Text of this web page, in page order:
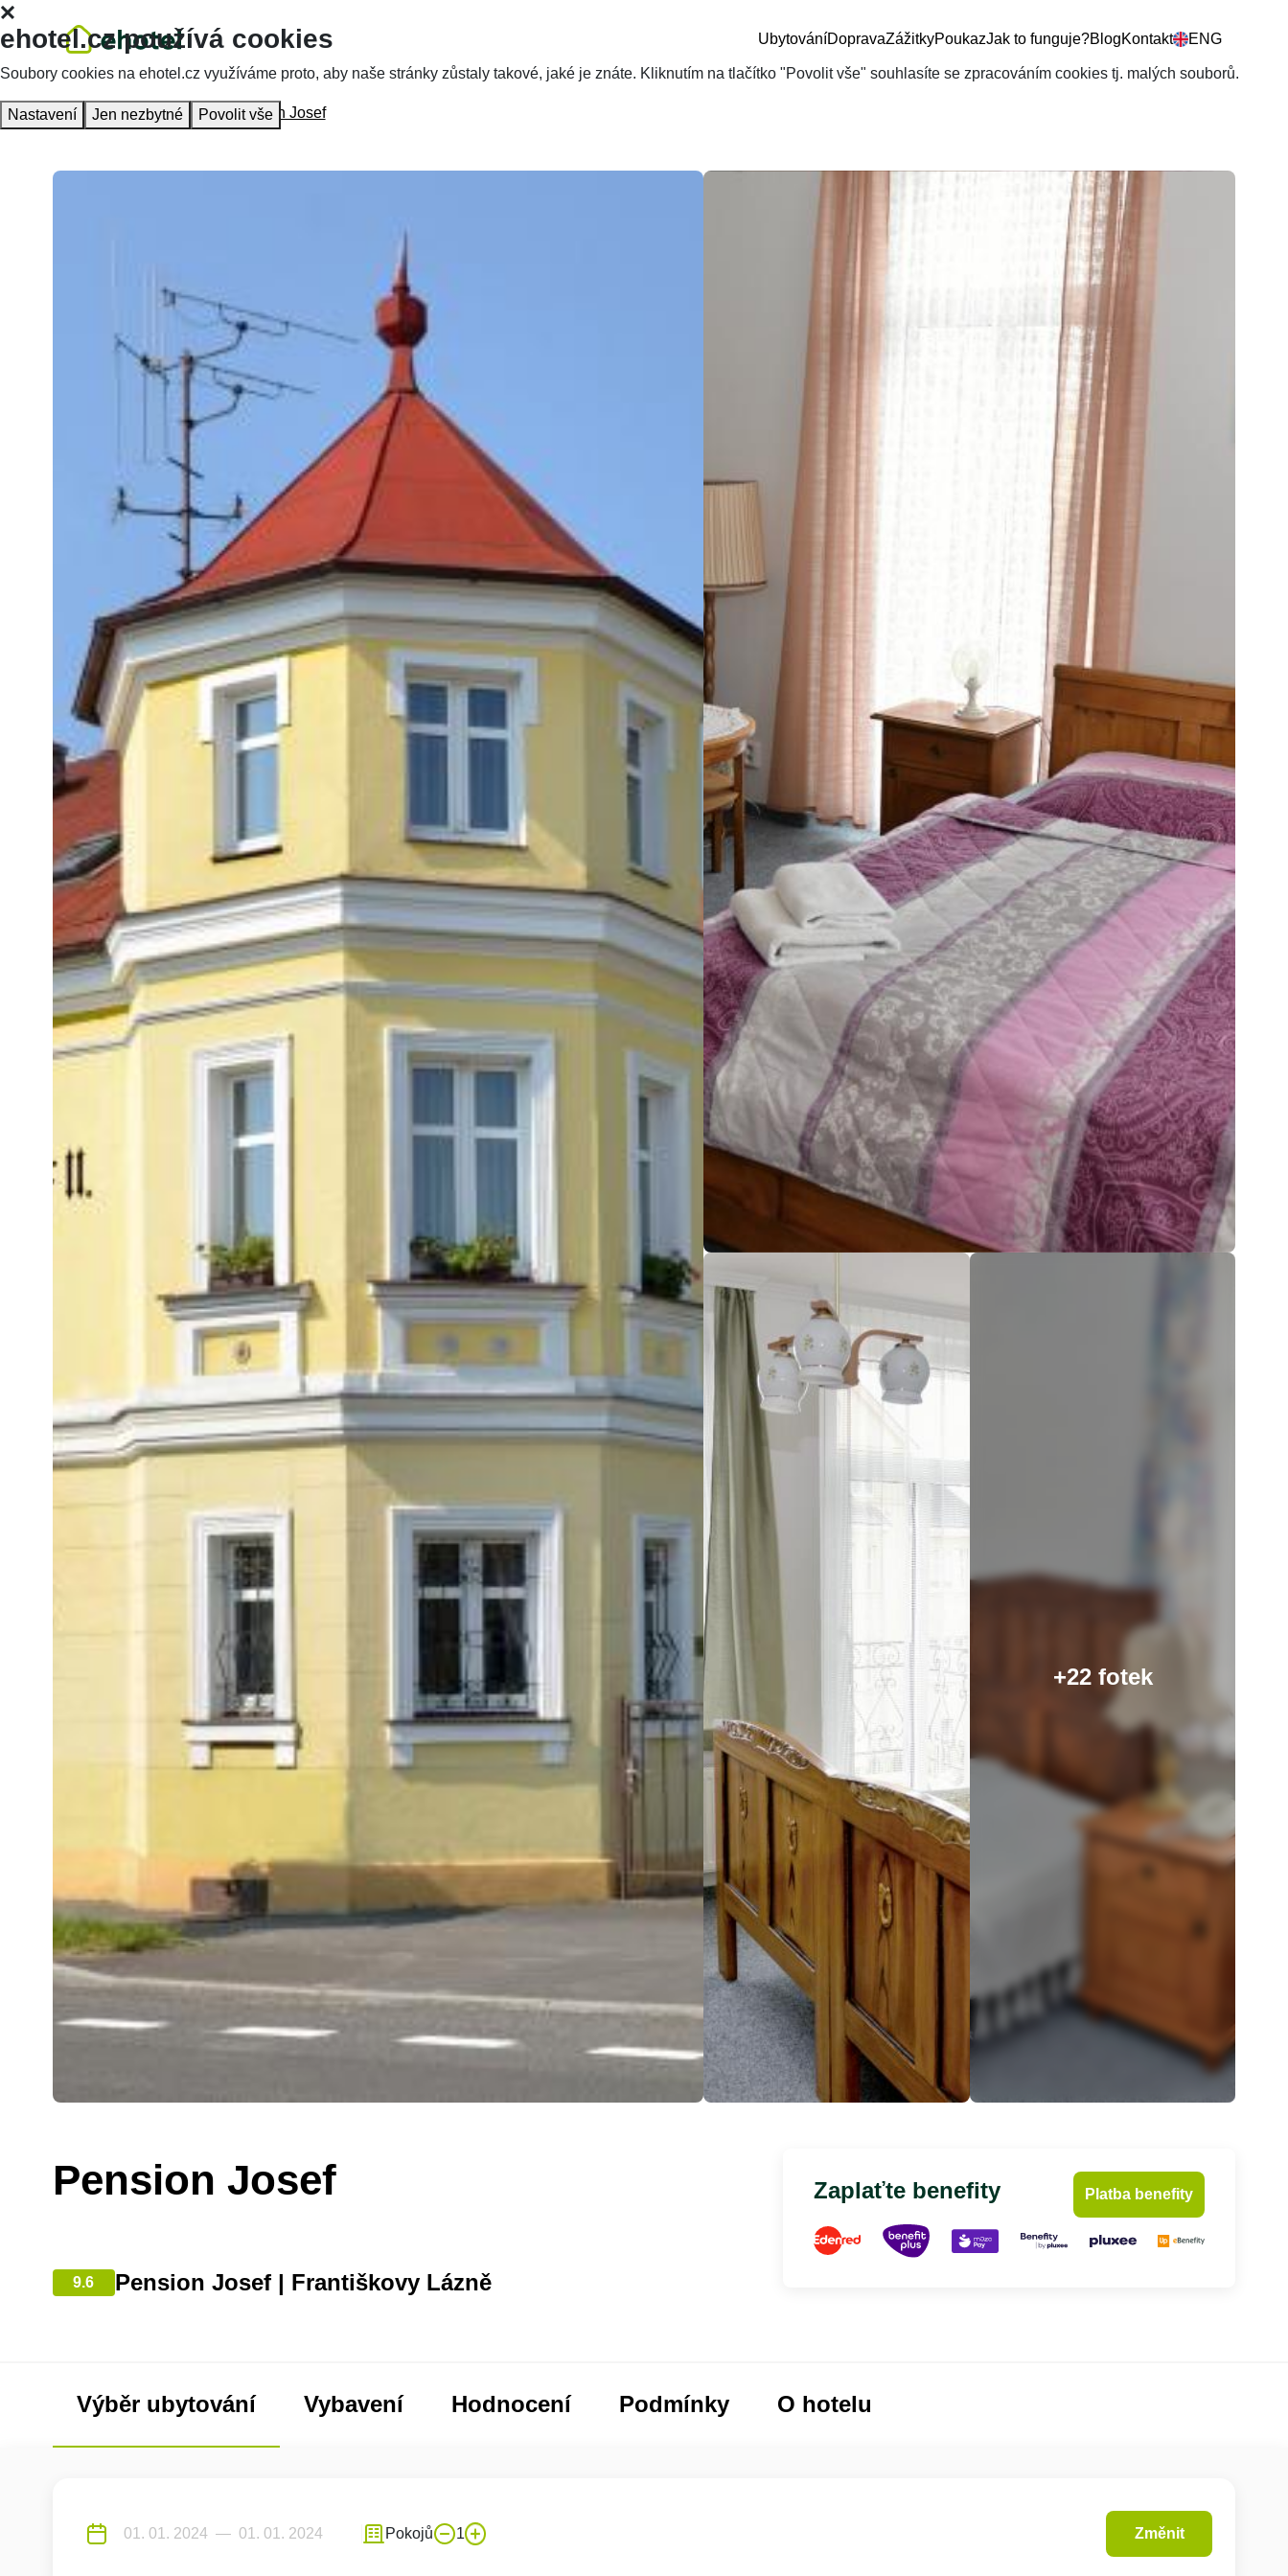
UbytováníDopravaZážitkyPoukazJak to funguje?BlogKontakt ENG
Hlavní stránka Ubytování Pension Josef
+22 fotek
Pension Josef
9.6 Pension Josef | Františkovy Lázně
Zaplaťte benefity Platba benefity
Výběr ubytování Vybavení Hodnocení Podmínky O hotelu
Pokojů 1 Změnit
ehotel.cz používá cookies
Soubory cookies na ehotel.cz využíváme proto, aby naše stránky zůstaly takové, jaké je znáte. Kliknutím na tlačítko "Povolit vše" souhlasíte se zpracováním cookies tj. malých souborů.
Nastavení Jen nezbytné Povolit vše